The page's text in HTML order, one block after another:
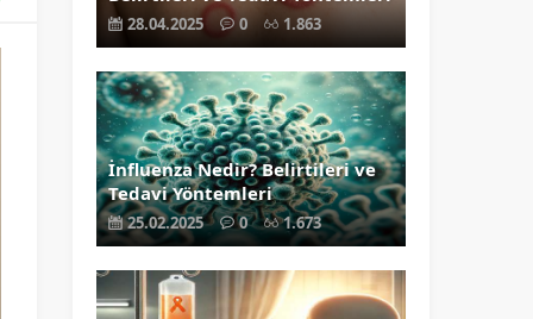
28.04.2025 0 1.863
İnfluenza Nedir? Belirtileri ve
Tedavi Yöntemleri
25.02.2025 0 1.673